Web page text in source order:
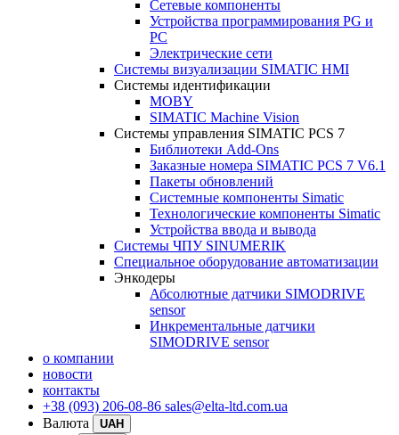
Сетевые компоненты
Устройства программирования PG и
PC
Электрические сети
Системы визуализации SIMATIC HMI
Системы идентификации
MOBY
SIMATIC Machine Vision
Системы управления SIMATIC PCS 7
Библиотеки Add-Ons
Заказные номера SIMATIC PCS 7 V6.1
Пакеты обновлений
Системные компоненты Simatic
Технологические компоненты Simatic
Устройства ввода и вывода
Системы ЧПУ SINUMERIK
Специальное оборудование автоматизации
Энкодеры
Абсолютные датчики SIMODRIVE
sensor
Инкрементальные датчики
SIMODRIVE sensor
о компании
новости
контакты
+38 (093) 206-08-86 sales@elta-ltd.com.ua
Валюта
UAH